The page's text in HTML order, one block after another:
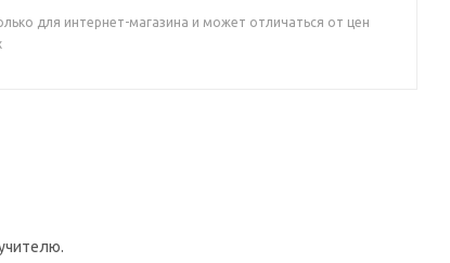
для интернет-магазина и может отличаться от цен